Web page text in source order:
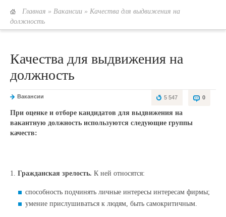
Главная » Вакансии » Качества для выдвижения на
должность
Качества для выдвижения на
должность
0
5 547
Вакансии
При оценке и отборе кандидатов для выдвижения на
вакантную должность используются следующие группы
качеств:
1. Гражданская зрелость. К ней относятся:
способность подчинять личные интересы интересам фирмы;
умение прислушиваться к людям, быть самокритичным.